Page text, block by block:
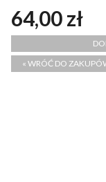
64,00 zł
« WRÓĆ DO